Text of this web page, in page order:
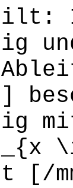
[/